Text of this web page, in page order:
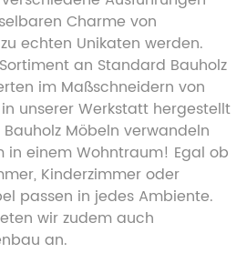
Charme von
echten Unikaten werden.
an Standard Bauholz
im Maßschneidern von
unserer Werkstatt hergestellt
Möbeln verwandeln
in einem Wohntraum! Egal ob
Kinderzimmer oder
passen in jedes Ambiente.
wir zudem auch
an.